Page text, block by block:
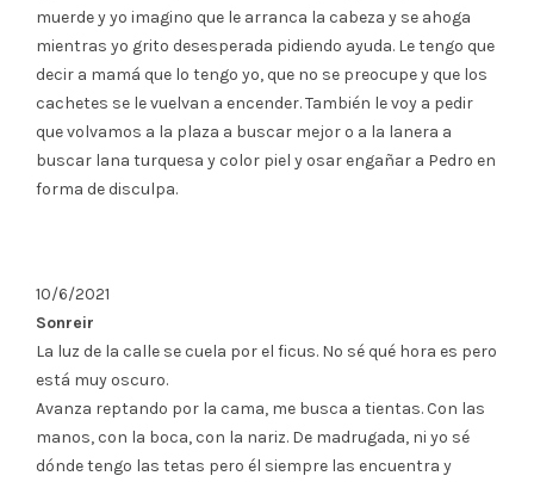
muerde y yo imagino que le arranca la cabeza y se ahoga
mientras yo grito desesperada pidiendo ayuda. Le tengo que
decir a mamá que lo tengo yo, que no se preocupe y que los
cachetes se le vuelvan a encender. También le voy a pedir
que volvamos a la plaza a buscar mejor o a la lanera a
buscar lana turquesa y color piel y osar engañar a Pedro en
forma de disculpa.
10/6/2021
Sonreir
La luz de la calle se cuela por el ficus. No sé qué hora es pero
está muy oscuro.
Avanza reptando por la cama, me busca a tientas. Con las
manos, con la boca, con la nariz. De madrugada, ni yo sé
dónde tengo las tetas pero él siempre las encuentra y